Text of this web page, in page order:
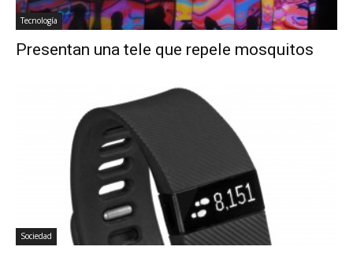
Tecnología
Presentan una tele que repele mosquitos
Sociedad